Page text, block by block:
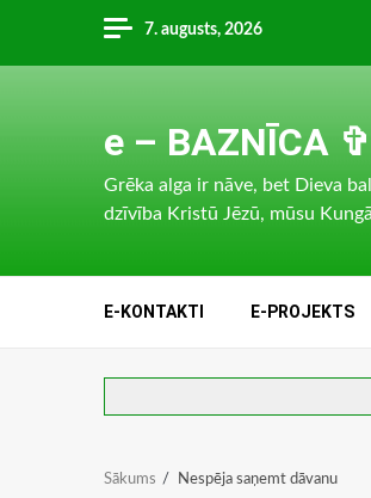
content
7. augusts, 2026
e – BAZNĪCA ✞
Grēka alga ir nāve, bet Dieva
dzīvība Kristū Jēzū, mūsu
E-KONTAKTI E-PROJEKTS
Sākums Nespēja saņemt dāvanu